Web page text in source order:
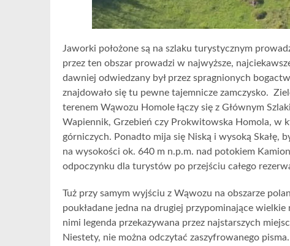
Jaworki położone są na szlaku turystycznym
przez ten obszar prowadzi w najwyższe,
dawniej odwiedzany był przez spragnionych
znajdowało się tu pewne tajemnicze zamczysko.
terenem Wąwozu Homole łączy się z Głównym
Wapiennik, Grzebień czy Prokwitowska Homola, w
górniczych. Ponadto mija się Niską i wysoką
na wysokości ok. 640 m n.p.m. nad potokiem
odpoczynku dla turystów po przejściu całego
Tuż przy samym wyjściu z Wąwozu na obszarze
poukładane jedna na drugiej przypominające wielkie
nimi legenda przekazywana przez najstarszych
Niestety, nie można odczytać zaszyfrowanego